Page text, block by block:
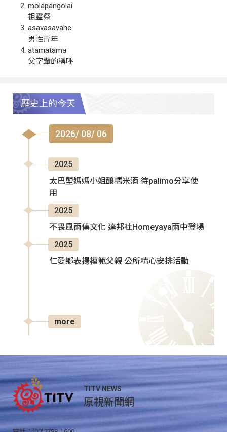
molapangolai
祖靈祭
asavasavahe
男性青年
atamatama
父字輩的稱呼
歷史上的今天
2026/ 08/ 06
2025
太巴塱媽媽小姐釀糯米酒 待palimo分享使
用
2025
不畏風雨傳文化 達邦社Homeyaya雨中登場
2025
仁愛鄉表揚模範父親 公所精心安排活動
more
TITV NEWS
原視新聞網